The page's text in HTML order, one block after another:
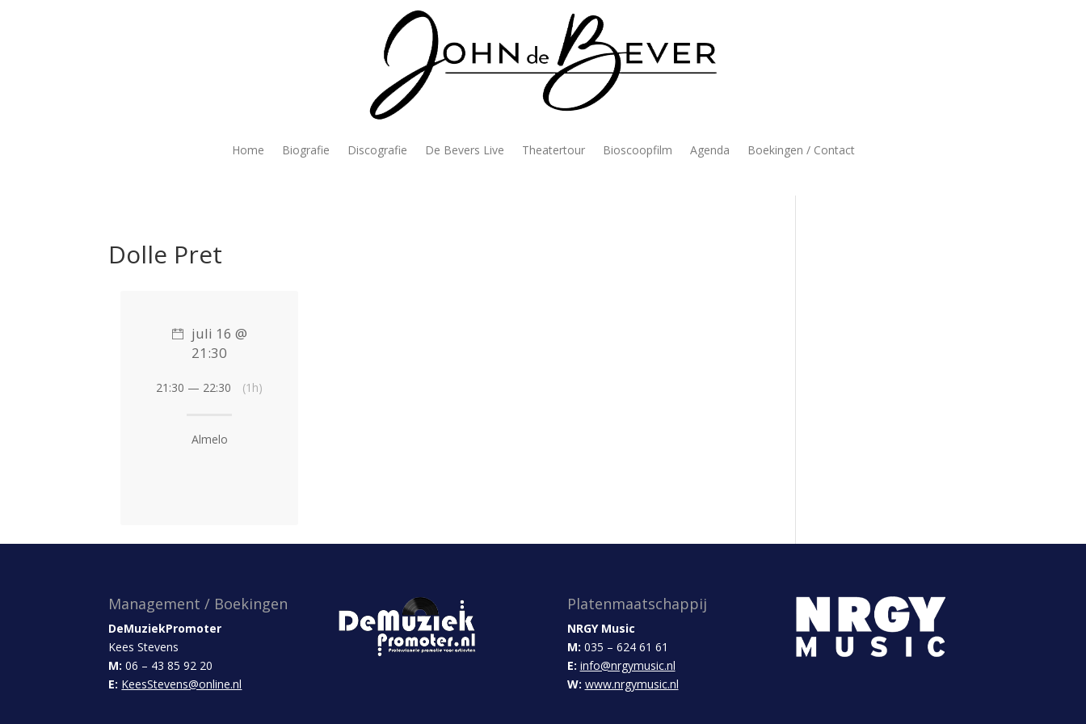
Home Biografie Discografie De Bevers Live Theatertour Bioscoopfilm Agenda Boekingen / Contact
Dolle Pret
juli 16 @
21:30
21:30 — 22:30 (1h)
Almelo
Management / Boekingen
DeMuziekPromoter
Kees Stevens
M: 06 – 43 85 92 20
E: KeesStevens@online.nl
Platenmaatschappij
NRGY Music
M: 035 – 624 61 61
E: info@nrgymusic.nl
W: www.nrgymusic.nl